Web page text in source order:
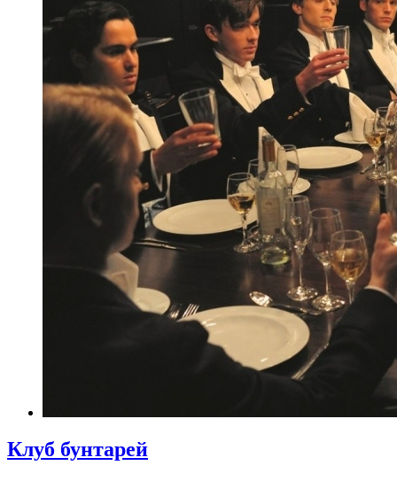
Клуб бунтарей